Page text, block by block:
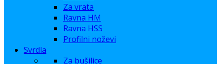
Za vrata
Ravna HM
Ravna HSS
Profilni noževi
Svrdla
Za bušilice